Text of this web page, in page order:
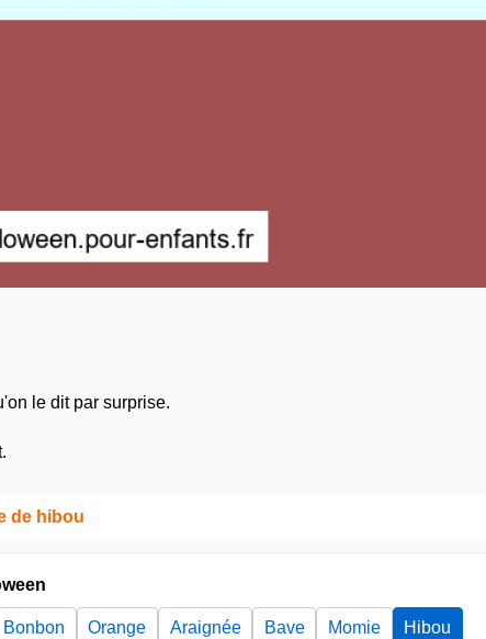
le dit par surprise.
de hibou
Bonbon Orange Araignée Bave Momie Hibou